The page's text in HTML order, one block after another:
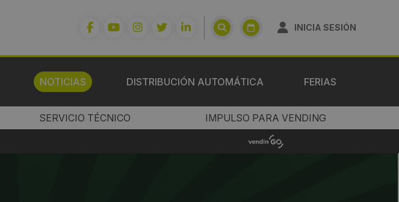
INICIA SESIÓN
NOTICIAS DISTRIBUCIÓN AUTOMÁTICA FERIAS
SERVICIO TÉCNICO IMPULSO PARA VENDING